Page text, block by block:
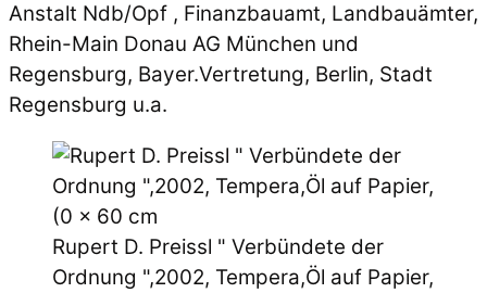
Anstalt Ndb/Opf , Finanzbauamt, Landbauämter,
Rhein-Main Donau AG München und
Regensburg, Bayer.Vertretung, Berlin, Stadt
Regensburg u.a.
Rupert D. Preissl " Verbündete der
Ordnung ",2002, Tempera,Öl auf Papier,